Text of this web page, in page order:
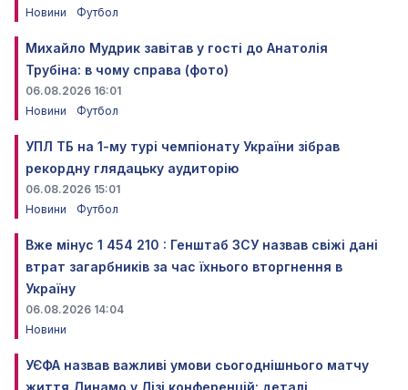
Новини
Футбол
Михайло Мудрик завітав у гості до Анатолія
Трубіна: в чому справа (фото)
06.08.2026 16:01
Новини
Футбол
УПЛ ТБ на 1-му турі чемпіонату України зібрав
рекордну глядацьку аудиторію
06.08.2026 15:01
Новини
Футбол
Вже мінус 1 454 210 : Генштаб ЗСУ назвав свіжі дані
втрат загарбників за час їхнього вторгнення в
Україну
06.08.2026 14:04
Новини
УЄФА назвав важливі умови сьогоднішнього матчу
життя Динамо у Лізі конференцій: деталі